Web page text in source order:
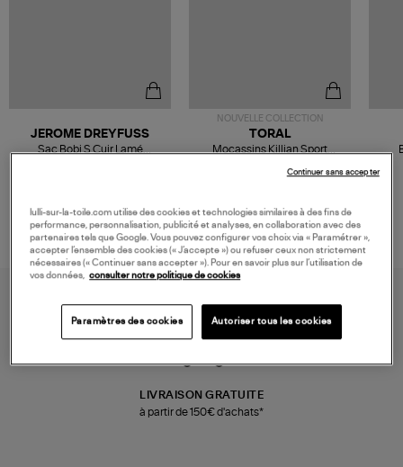
JEROME DREYFUSS
Sac Bobi S Cuir Lamé
NOUVELLE COLLECTION
TORAL
Mocassins Killian Sport
LIVRAISON GRATUITE
à partir de 150€ d'achats*
lulli-sur-la-toile.com utilise des cookies et technologies similaires à des fins de
performance, personnalisation, publicité et analyses, en collaboration avec des
partenaires tels que Google. Vous pouvez configurer vos choix via « Paramétrer »,
accepter l’ensemble des cookies (« J’accepte ») ou refuser ceux non strictement
nécessaires (« Continuer sans accepter »). Pour en savoir plus sur l’utilisation de
vos données, consulter notre politique de cookies
Paramètres des cookies Autoriser tous les cookies
Continuer sans accepter